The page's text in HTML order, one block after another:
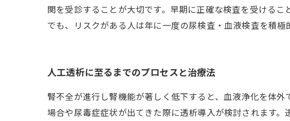
関を受診することが大切です。早期に正確な検査を受ける
でも、リスクがある人は年に一度の尿検査・血液検査を積極
人工透析に至るまでのプロセスと治療法
腎不全が進行し腎機能が著しく低下すると、血液浄化を体外
場合や尿毒症症状が出てきた際に透析導入が検討されます